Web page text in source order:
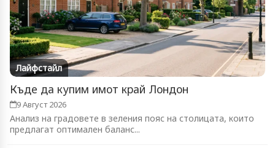
Лайфстайл
Къде да купим имот край Лондон
9 Август 2026
Анализ на градовете в зеления пояс на столицата, които
предлагат оптимален баланс...